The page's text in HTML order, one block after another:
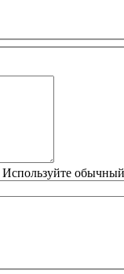
обычный